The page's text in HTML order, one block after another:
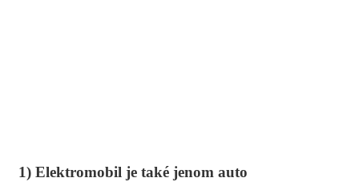
1) Elektromobil je také jenom auto